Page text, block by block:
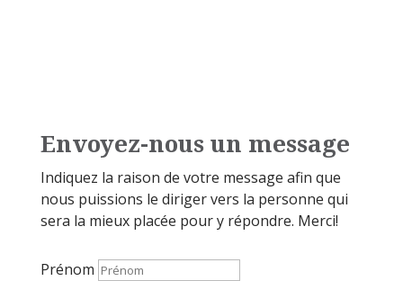
Envoyez-nous un message
Indiquez la raison de votre message afin que
nous puissions le diriger vers la personne qui
sera la mieux placée pour y répondre. Merci!
Prénom